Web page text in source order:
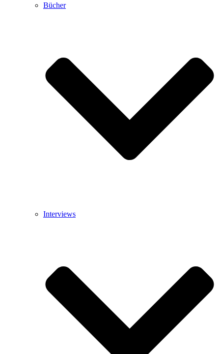
Bücher
Interviews